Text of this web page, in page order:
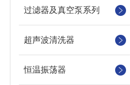
过滤器及真空泵系列
超声波清洗器
恒温振荡器